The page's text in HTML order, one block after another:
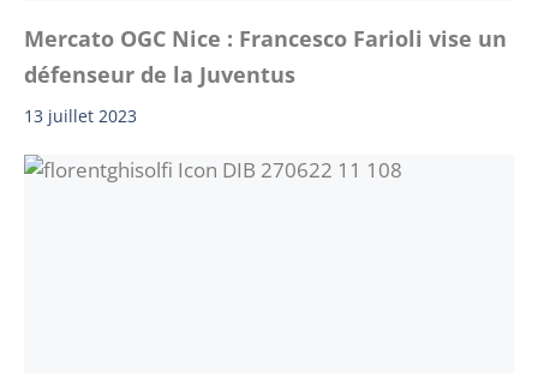
Mercato OGC Nice : Francesco Farioli vise un
défenseur de la Juventus
13 juillet 2023